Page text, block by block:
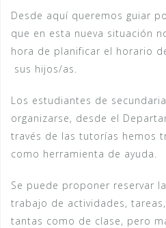
Desde aquí queremos guiar
que en esta nueva situación
hora de planificar el horario
sus hijos/as.
Los estudiantes de
organizarse, desde el
través de las tutorías hemos
como herramienta de ayuda.
Se puede proponer reservar
trabajo de actividades,
tantas como de clase, pero